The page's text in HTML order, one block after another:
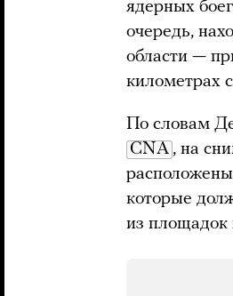
ядерных
очередь,
области —
километрах
По словам
CNA , на
которые
из площадок